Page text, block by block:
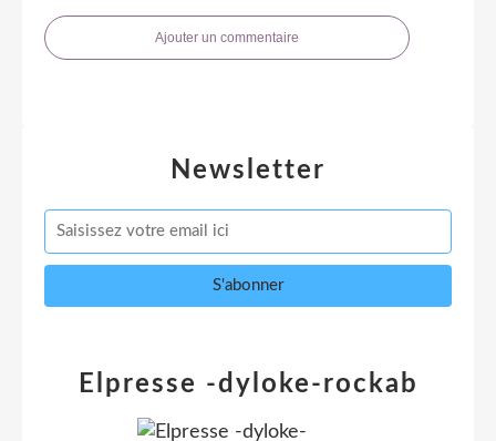
Ajouter un commentaire
Newsletter
Elpresse -dyloke-rockab